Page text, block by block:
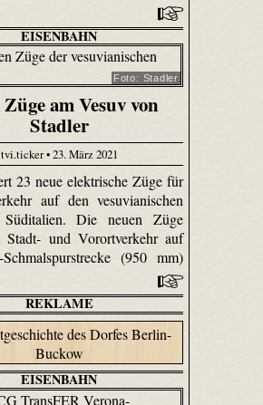
EISENBAHN
Foto: Stadler
am Vesuv von
Stadler
tvi.ticker • 23. März 2021
23 neue elektrische Züge für
auf den vesuvianischen
Die neuen Züge
Stadt- und Vorortverkehr auf
(950 mm)
REKLAME
EISENBAHN